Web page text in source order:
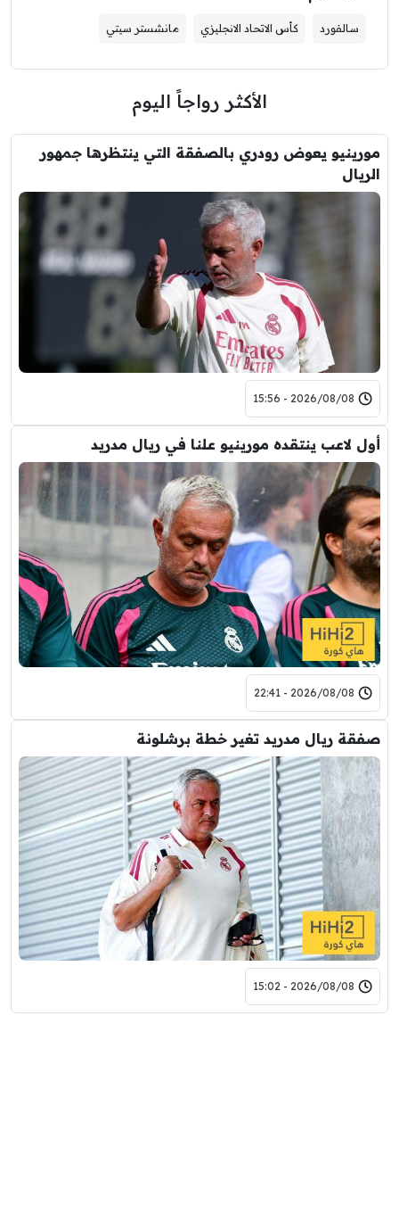
سالفورد كأس الاتحاد الانجليزي مانشستر سيتي
الأكثر رواجاً اليوم
مورينيو يعوض رودري بالصفقة التي ينتظرها جمهور
الريال
2026/08/08 - 15:56
أول لاعب ينتقده مورينيو علنا في ريال مدريد
2026/08/08 - 22:41
صفقة ريال مدريد تغير خطة برشلونة
2026/08/08 - 15:02